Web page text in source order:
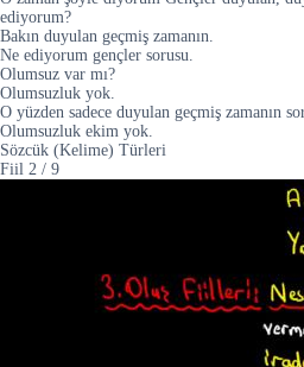
ediyorum?
Bakın duyulan geçmiş zamanın.
Ne ediyorum gençler sorusu.
Olumsuz var mı?
Olumsuzluk yok.
O yüzden sadece duyulan geçmiş zamanın
Olumsuzluk ekim yok.
Sözcük (Kelime) Türleri
Fiil 2 / 9